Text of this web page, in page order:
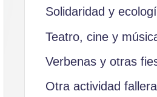
Solidaridad y
Teatro, cine y
Verbenas y otras
Otra actividad fallera